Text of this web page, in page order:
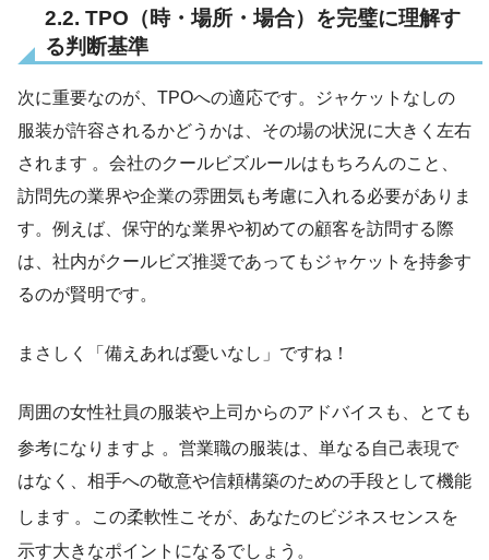
2.2. TPO（時・場所・場合）を完璧に理解す
る判断基準
次に重要なのが、TPOへの適応です。ジャケットなしの
服装が許容されるかどうかは、その場の状況に大きく左右
されます 。会社のクールビズルールはもちろんのこと、
訪問先の業界や企業の雰囲気も考慮に入れる必要がありま
す。例えば、保守的な業界や初めての顧客を訪問する際
は、社内がクールビズ推奨であってもジャケットを持参す
るのが賢明です。
まさしく「備えあれば憂いなし」ですね！
周囲の女性社員の服装や上司からのアドバイスも、とても
参考になりますよ 。営業職の服装は、単なる自己表現で
はなく、相手への敬意や信頼構築のための手段として機能
します 。この柔軟性こそが、あなたのビジネスセンスを
示す大きなポイントになるでしょう。